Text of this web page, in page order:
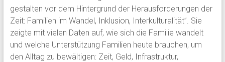
gestalten vor dem Hintergrund der Herausforderungen der
Zeit: Familien im Wandel, Inklusion, Interkulturalität”. Sie
zeigte mit vielen Daten auf, wie sich die Familie wandelt
und welche Unterstützung Familien heute brauchen, um
den Alltag zu bewältigen: Zeit, Geld, Infrastruktur,